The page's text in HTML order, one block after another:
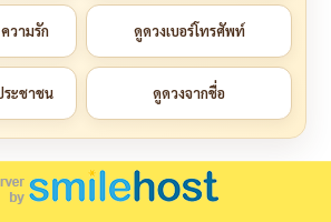
วามรัก ดูดวงเบอร์โทรศัพท์
ระชาชน ดูดวงจากชื่อ